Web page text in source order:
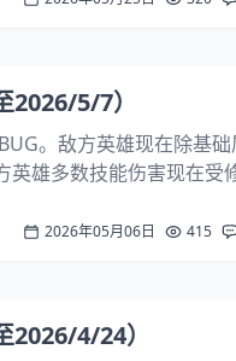
5/7）
。敌方英雄现在除基础
雄多数技能伤害现在受
2026年05月06日 415
4/24）